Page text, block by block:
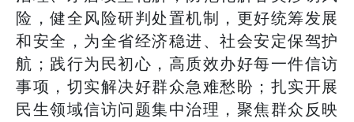
险，健全风险研判处置机制，更好统筹发展
和安全，为全省经济稳进、社会安定保驾护
航；践行为民初心，高质效办好每一件信访
事项，切实解决好群众急难愁盼；扎实开展
民生领域信访问题集中治理，聚焦群众反映